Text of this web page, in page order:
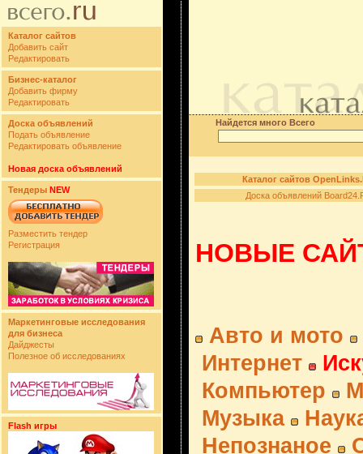
Каталог сайтов
Добавить сайт
Редактировать
Бизнес-каталог
Добавить фирму
Редактировать
Доска объявлений
Подать объявление
Редактировать объявление
Новая доска объявлений
Тендеры NEW
Разместить тендер
Регистрация
Маркетинговые исследования
для бизнеса
Дайджесты
Полезное об исследованиях
Flash игры
Найдется много Всего
Каталог сайтов
Доска объявлений
НОВЫЕ
Авто и мото
Интернет
Компьютер
Музыка
Непознаное